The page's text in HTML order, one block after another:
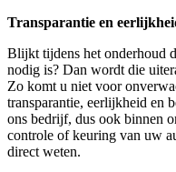
Transparantie en
Blijkt tijdens het onderhoud
nodig is? Dan wordt die
Zo komt u niet voor
transparantie, eerlijkheid en
ons bedrijf, dus ook binnen
controle of keuring van uw
direct weten.